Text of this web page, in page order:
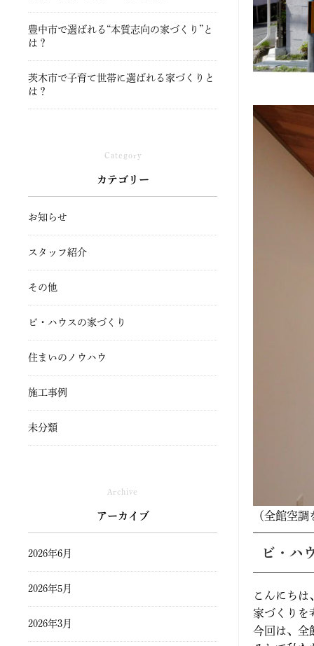
（全館空
ビ・ハ
こんにちは
家づくりを
今回は、全
豊中市で選ばれる“本質志向の家づくり”と
は？
茨木市で子育て世帯に選ばれる家づくりと
は？
Category
カテゴリー
お知らせ
スタッフ紹介
その他
ビ・ハウスの家づくり
住まいのノウハウ
施工事例
未分類
Archive
アーカイブ
2026年6月
2026年5月
2026年3月